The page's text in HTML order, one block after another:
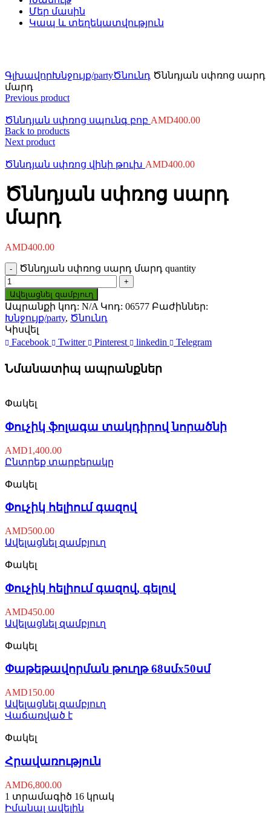
Մեր մասին
Կապ և տեղեկատվություն
ԳլխավորԽնջույք/partyԾնունդ Ծննդյան սփռոց սարդ
մարդ
Previous product
Ծննդյան սփռոց սպունգ բոբ AMD400.00
Back to products
Next product
Ծննդյան սփռոց վինի թուխ AMD400.00
Ծննդյան սփռոց սարդ
մարդ
AMD400.00
Ծննդյան սփռոց սարդ մարդ quantity
Ավելացնել զամբյուղ
Ապրանքի կոդ: N/A Կոդ: 06577 Բաժիններ:
Խնջույք/party, Ծնունդ
Կիսվել
Facebook
Twitter Pinterest linkedin Telegram
Նմանատիպ ապրանքներ
Փակել
Փուչիկ ֆոլագա տակդիրով նորածնի
AMD1,400.00
Ընտրեք տարբերակը
Փակել
Փուչիկ հելիում գազով
AMD500.00
Ավելացնել զամբյուղ
Փակել
Փուչիկ հելիում գազով, գելով
AMD450.00
Ավելացնել զամբյուղ
Փակել
Փաթեթավորման թուղթ 68սմx50սմ
AMD150.00
Ավելացնել զամբյուղ
Վաճառված է
Փակել
Հրավառություն
AMD6,800.00
1 տրամագիծ 16 կրակ
Իմանալ ավելին